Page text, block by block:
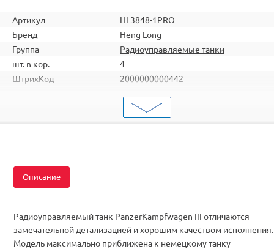
Артикул
HL3848-1PRO
Бренд
Heng Long
Группа
Радиоуправляемые танки
шт. в кор.
4
ШтрихКод
2000000000442
1/16
Описание
Радиоуправляемый танк PanzerKampfwagen III отличаются
замечательной детализацией и хорошим качеством исполнения.
Модель максимально приближена к немецкому танку